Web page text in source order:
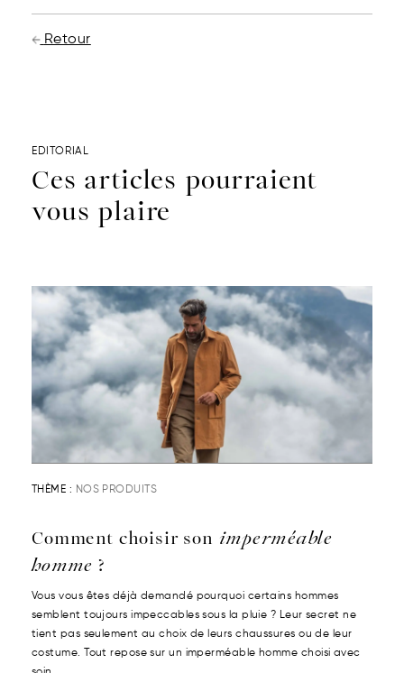
Retour
EDITORIAL
Ces articles pourraient
vous plaire
THÈME : NOS PRODUITS
Comment choisir son imperméable
homme ?
Vous vous êtes déjà demandé pourquoi certains hommes
semblent toujours impeccables sous la pluie ? Leur secret ne
tient pas seulement au choix de leurs chaussures ou de leur
costume. Tout repose sur un imperméable homme choisi avec